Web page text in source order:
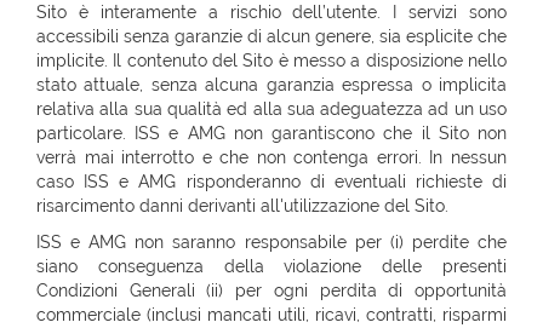
Sito è interamente a rischio dell’utente. I servizi sono
accessibili senza garanzie di alcun genere, sia esplicite che
implicite. Il contenuto del Sito è messo a disposizione nello
stato attuale, senza alcuna garanzia espressa o implicita
relativa alla sua qualità ed alla sua adeguatezza ad un uso
particolare. ISS e AMG non garantiscono che il Sito non
verrà mai interrotto e che non contenga errori. In nessun
caso ISS e AMG risponderanno di eventuali richieste di
risarcimento danni derivanti all'utilizzazione del Sito.
ISS e AMG non saranno responsabile per (i) perdite che
siano conseguenza della violazione delle presenti
Condizioni Generali (ii) per ogni perdita di opportunità
commerciale (inclusi mancati utili, ricavi, contratti, risparmi